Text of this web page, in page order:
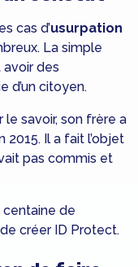
cas d’usurpation
La simple
avoir des
d’un citoyen.
savoir, son frère a
2015. Il a fait l’objet
pas commis et
centaine de
créer ID Protect.